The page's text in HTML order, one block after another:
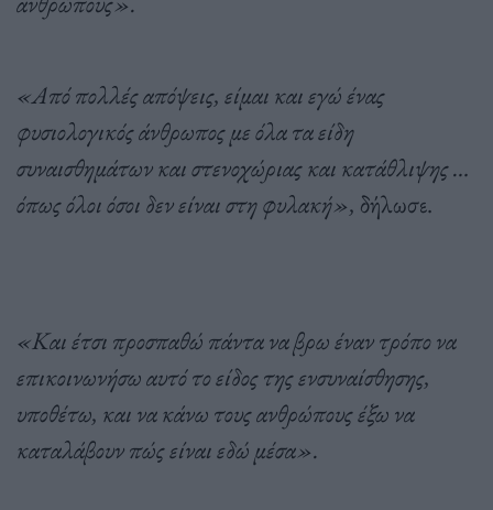
«Από πολλές απόψεις, είμαι και εγώ ένας
φυσιολογικός άνθρωπος με όλα τα είδη
συναισθημάτων και στενοχώριας και κατάθλιψης …
όπως όλοι όσοι δεν είναι στη φυλακή», δήλωσε.
«Και έτσι προσπαθώ πάντα να βρω έναν τρόπο να
επικοινωνήσω αυτό το είδος της ενσυναίσθησης,
υποθέτω, και να κάνω τους ανθρώπους έξω να
καταλάβουν πώς είναι εδώ μέσα».